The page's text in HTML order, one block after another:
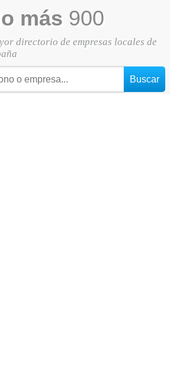
más 900
directorio de empresas locales de